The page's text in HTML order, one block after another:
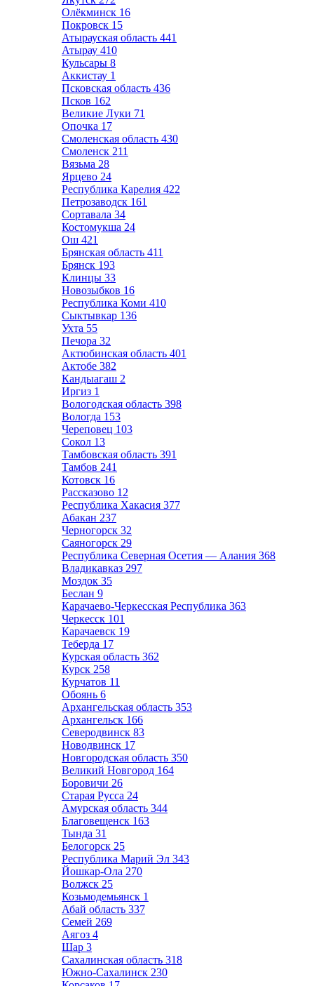
Олёкминск 16
Покровск 15
Атырауская область 441
Атырау 410
Кульсары 8
Аккистау 1
Псковская область 436
Псков 162
Великие Луки 71
Опочка 17
Смоленская область 430
Смоленск 211
Вязьма 28
Ярцево 24
Республика Карелия 422
Петрозаводск 161
Сортавала 34
Костомукша 24
Ош 421
Брянская область 411
Брянск 193
Клинцы 33
Новозыбков 16
Республика Коми 410
Сыктывкар 136
Ухта 55
Печора 32
Актюбинская область 401
Актобе 382
Кандыагаш 2
Иргиз 1
Вологодская область 398
Вологда 153
Череповец 103
Сокол 13
Тамбовская область 391
Тамбов 241
Котовск 16
Рассказово 12
Республика Хакасия 377
Абакан 237
Черногорск 32
Саяногорск 29
Республика Северная Осетия — Алания 368
Владикавказ 297
Моздок 35
Беслан 9
Карачаево-Черкесская Республика 363
Черкесск 101
Карачаевск 19
Теберда 17
Курская область 362
Курск 258
Курчатов 11
Обоянь 6
Архангельская область 353
Архангельск 166
Северодвинск 83
Новодвинск 17
Новгородская область 350
Великий Новгород 164
Боровичи 26
Старая Русса 24
Амурская область 344
Благовещенск 163
Тында 31
Белогорск 25
Республика Марий Эл 343
Йошкар-Ола 270
Волжск 25
Козьмодемьянск 1
Абай область 337
Семей 269
Аягоз 4
Шар 3
Сахалинская область 318
Южно-Сахалинск 230